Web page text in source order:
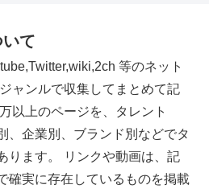
て
等のネット
ャンルで収集してまとめて記
以上のページを、タレント
、企業別、ブランド別などでタ
ります。 リンクや動画は、記
確実に存在しているものを掲載